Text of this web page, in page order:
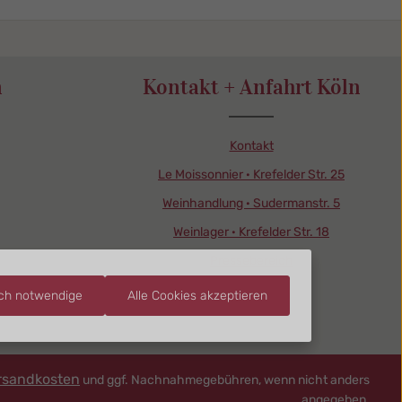
Kontakt + Anfahrt Köln
Kontakt
Le Moissonnier · Krefelder Str. 25
Weinhandlung · Sudermanstr. 5
Weinlager · Krefelder Str. 18
und ggf. Nachnahmegebühren, wenn nicht anders
notwendige Alle Cookies akzeptieren